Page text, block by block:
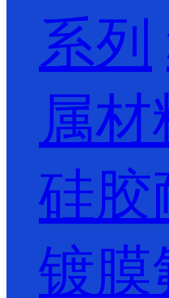
系列
属材
硅胶
镀膜